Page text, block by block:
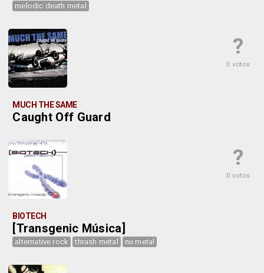
melodic death metal
?
0 votos
MUCH THE SAME
Caught Off Guard
?
0 votos
BIOTECH
[Transgenic Música]
alternative rock thrash metal nu metal